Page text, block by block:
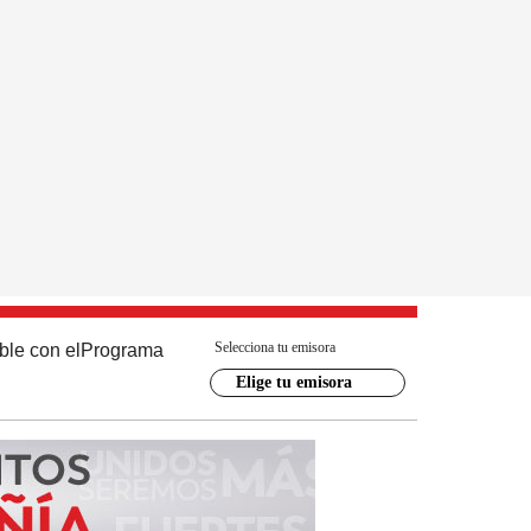
con el Programa Selecciona tu emisora
Elige tu emisora